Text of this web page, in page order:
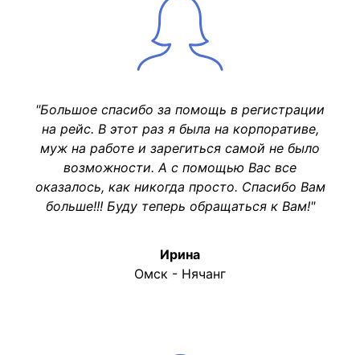
"Большое спасибо за помощь в регистрации
на рейс. В этот раз я была на корпоративе,
муж на работе и зарегиться самой не было
возможности. А с помощью Вас все
оказалось, как никогда просто. Спасибо Вам
больше!!! Буду теперь обращаться к Вам!"
Ирина
Омск - Нячанг